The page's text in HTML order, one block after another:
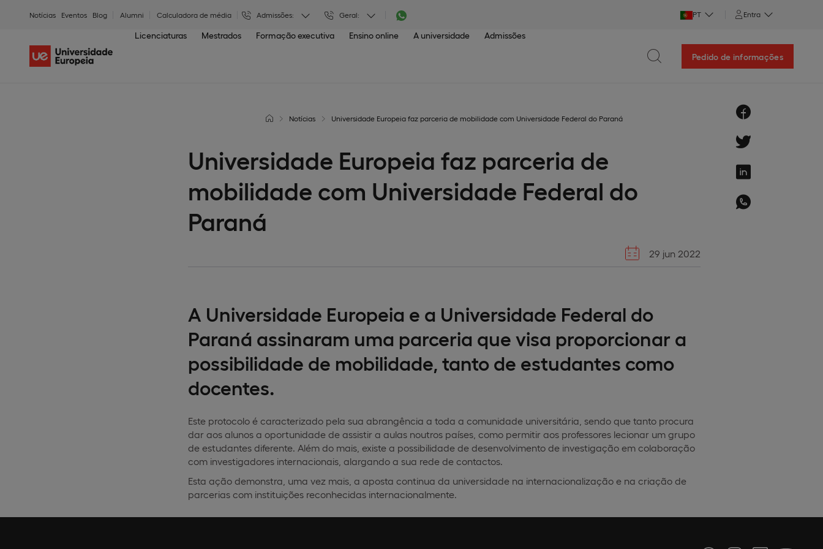
Notícias Eventos Blog Alumni Calculadora de média Admissões: Geral: PT Entra
Licenciaturas Mestrados Formação executiva Ensino online A universidade Admissões
Pedido de informações
Notícias Universidade Europeia faz parceria de mobilidade com Universidade Federal do Paraná
Universidade Europeia faz parceria de
mobilidade com Universidade Federal do
Paraná
29 jun 2022
A Universidade Europeia e a Universidade Federal do
Paraná assinaram uma parceria que visa proporcionar a
possibilidade de mobilidade, tanto de estudantes como
docentes.
Este protocolo é caracterizado pela sua abrangência a toda a comunidade universitária, sendo que tanto procura
dar aos alunos a oportunidade de assistir a aulas noutros países, como permitir aos professores lecionar um grupo
de estudantes diferente. Além do mais, existe a possibilidade de desenvolvimento de investigação em colaboração
com investigadores internacionais, alargando a sua rede de contactos.
Esta ação demonstra, uma vez mais, a aposta continua da universidade na internacionalização e na criação de
parcerias com instituições reconhecidas internacionalmente.